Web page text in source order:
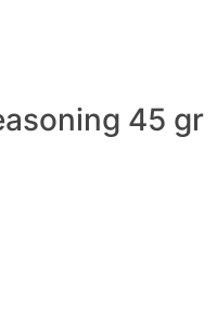
45 gr